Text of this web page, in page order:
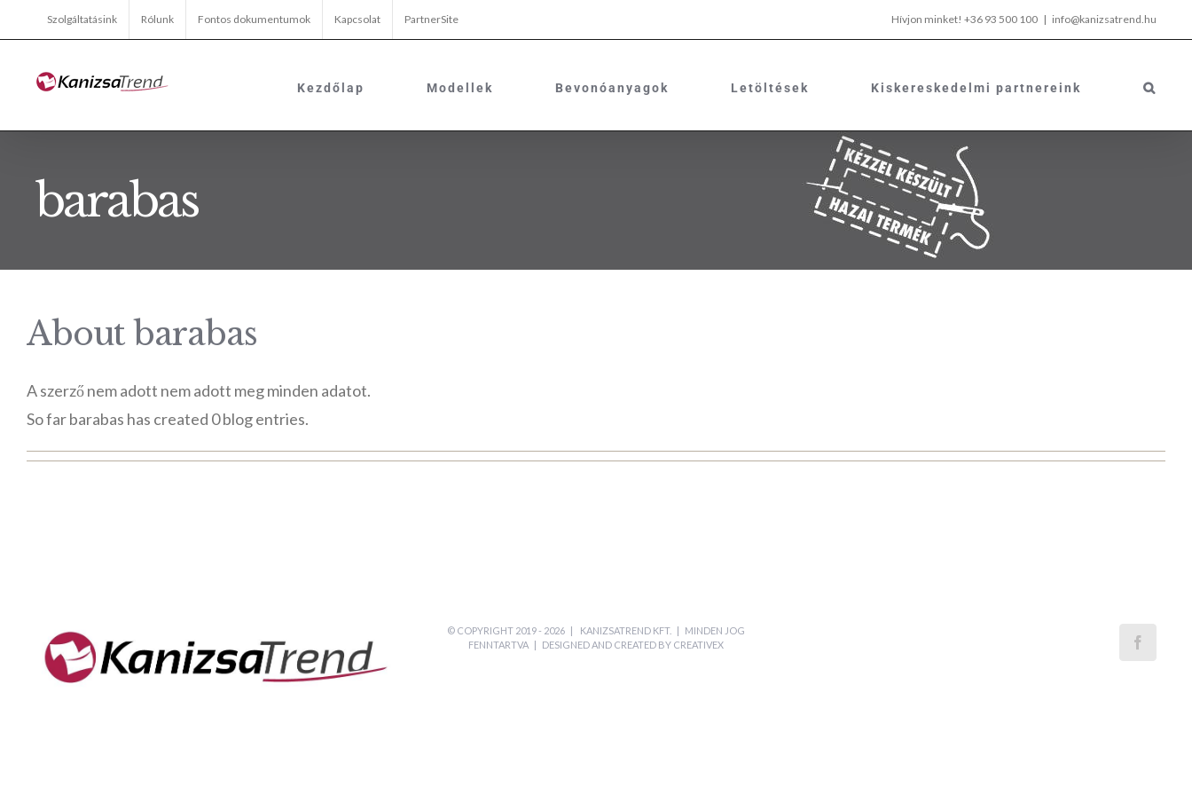
KihagyásSzolgáltatásink Rólunk Fontos dokumentumok Kapcsolat PartnerSite Hívjon minket! +36 93 500 100 | info@kanizsatrend.hu
Kezdőlap Modellek Bevonóanyagok Letöltések Kiskereskedelmi partnereink
barabas
About barabas
A szerző nem adott nem adott meg minden adatot.
So far barabas has created 0 blog entries.
© COPYRIGHT 2019 - 2026 | KANIZSATREND KFT. | MINDEN JOG
FENNTARTVA | DESIGNED AND CREATED BY CREATIVEX